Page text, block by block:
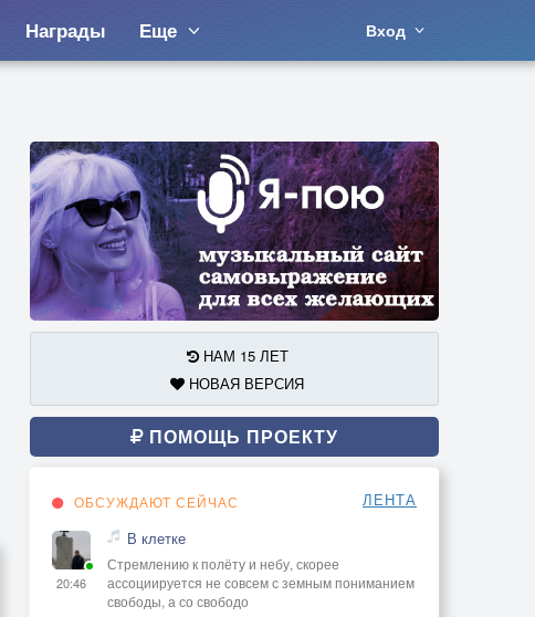
Награды Еще Вход
НАМ 15 ЛЕТ
НОВАЯ ВЕРСИЯ
ПОМОЩЬ ПРОЕКТУ
ОБСУЖДАЮТ СЕЙЧАС ЛЕНТА
20:46
В клетке
Стремлению к полёту и небу, скорее
ассоциируется не совсем с земным пониманием
свободы, а со свободо